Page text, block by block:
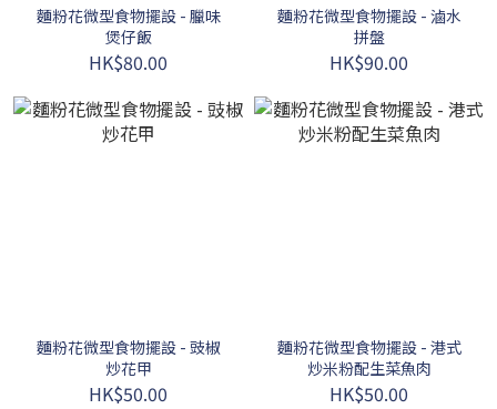
麵粉花微型食物擺設 - 臘味
煲仔飯
HK$80.00
麵粉花微型食物擺設 - 滷水
拼盤
HK$90.00
麵粉花微型食物擺設 - 豉椒
炒花甲
HK$50.00
麵粉花微型食物擺設 - 港式
炒米粉配生菜魚肉
HK$50.00